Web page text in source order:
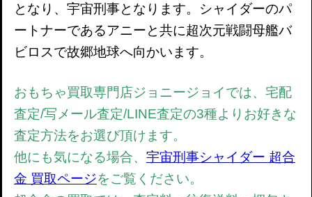
となり、宇宙刑事となります。シャイダーのパ
ートナーであるアニーと共に超次元戦闘母艦バ
ビロスで故郷地球へ向かいます。
おもちゃ買取専門店ジョニージョイでは、宅配
査定/写メール査定/LINE査定の3種よりお好きな
査定方法をお選び頂けます。
他にも気になる場合、 宇宙刑事シャイダー 超合
金 買取ページをご覧ください。